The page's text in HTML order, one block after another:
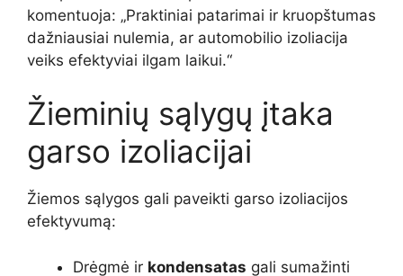
komentuoja: „Praktiniai patarimai ir kruopštumas
dažniausiai nulemia, ar automobilio izoliacija
veiks efektyviai ilgam laikui.“
Žieminių sąlygų įtaka
garso izoliacijai
Žiemos sąlygos gali paveikti garso izoliacijos
efektyvumą:
Drėgmė ir kondensatas gali sumažinti